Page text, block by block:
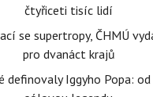
čtyřiceti tisíc lidí
se supertropy, ČHMÚ
pro dvanáct krajů
definovaly Iggyho Popa: